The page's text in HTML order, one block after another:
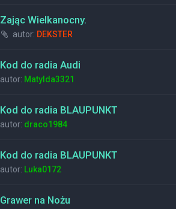
Zając Wielkanocny.
autor: DEKSTER
Kod do radia Audi
autor: Matylda3321
Kod do radia BLAUPUNKT
autor: draco1984
Kod do radia BLAUPUNKT
autor: Luka0172
Grawer na Nożu